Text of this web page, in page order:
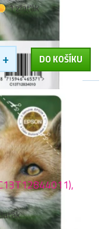
1 zlaťák
+ DO KOŠÍKU